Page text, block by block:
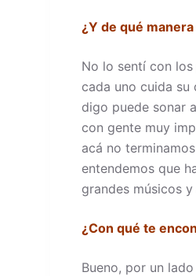
¿Y de qué
No lo sentí con
cada uno cuida su
digo puede sonar
con gente muy
acá no
entendemos que
grandes músicos
¿Con qué te
Bueno, por un